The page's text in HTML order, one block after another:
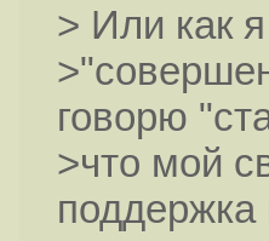
> Или как
говорю
>что мой
поддержка